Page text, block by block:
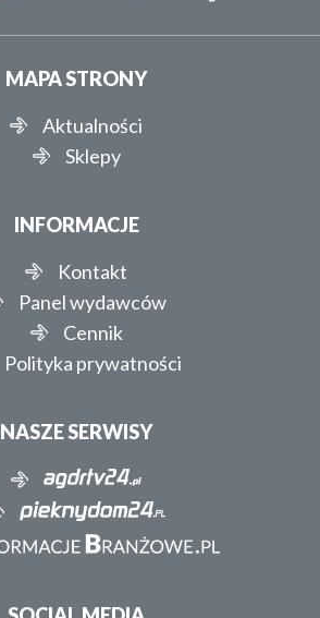
MAPA STRONY
Aktualności
Sklepy
INFORMACJE
Kontakt
Panel wydawców
Cennik
Polityka prywatności
NASZE SERWISY